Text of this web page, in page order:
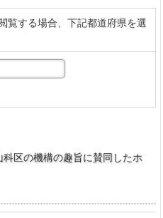
覧する場合、下記都道府県を選
区の機構の趣旨に賛同したホ